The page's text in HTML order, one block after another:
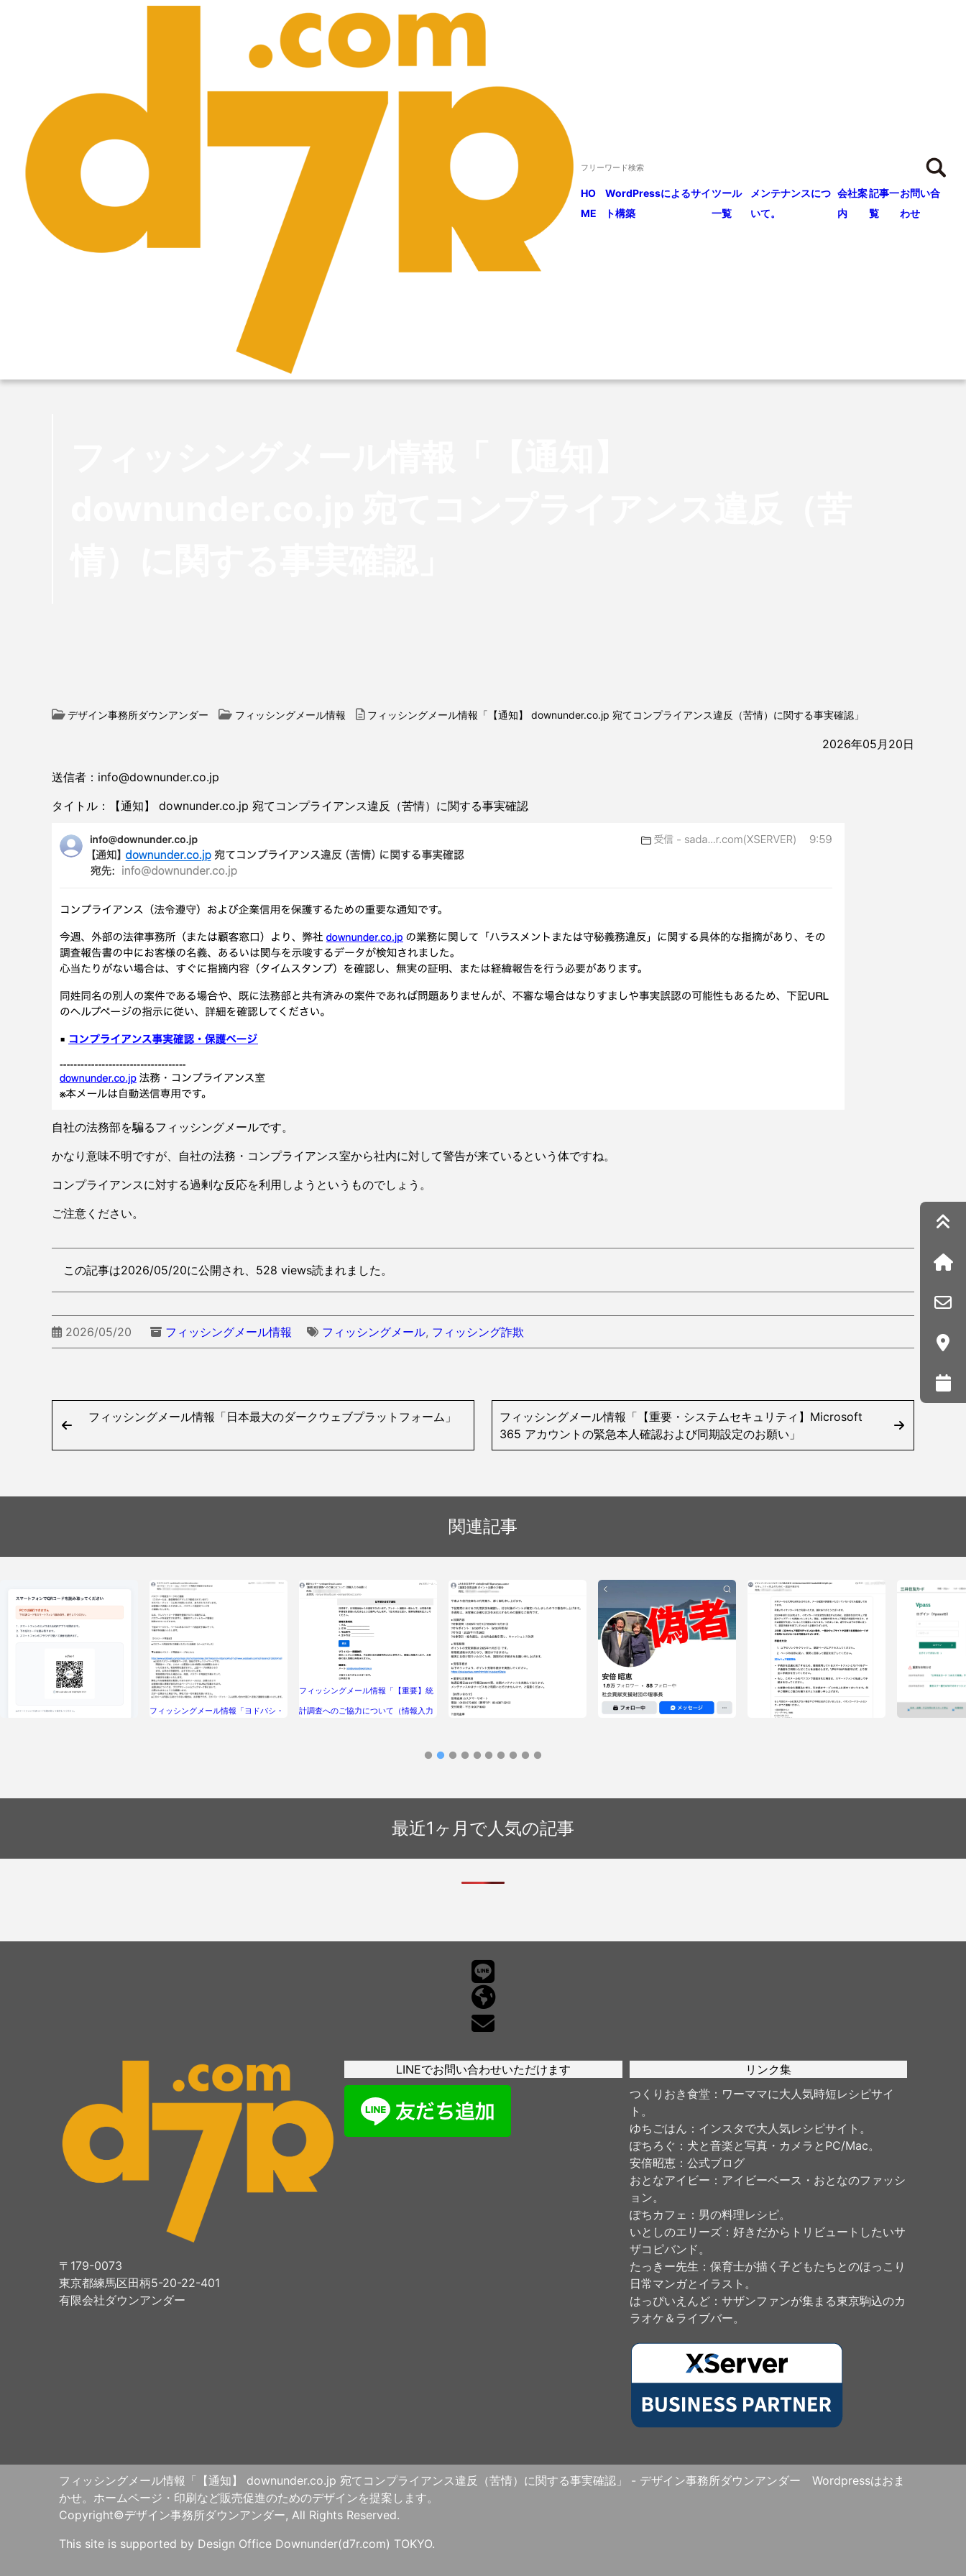
HO
ME
WordPressによるサイ
ト構築
ツール
一覧
メンテナンスにつ
いて。
会社案
内
記事一
覧
お問い合
わせ
デザイン事務所ダウンアンダー フィッシングメール情報 フィッシングメール情報「【通知】 downunder.co.jp 宛てコンプライアンス違反（苦情）に関する事実確認」
2026年05月20日
送信者：info@downunder.co.jp
タイトル：【通知】 downunder.co.jp 宛てコンプライアンス違反（苦情）に関する事実確認
自社の法務部を騙るフィッシングメールです。
かなり意味不明ですが、自社の法務・コンプライアンス室から社内に対して警告が来ているという体ですね。
コンプライアンスに対する過剰な反応を利用しようというものでしょう。
ご注意ください。
この記事は2026/05/20に公開され、528 views読まれました。
2026/05/20 フィッシングメール情報 フィッシングメール, フィッシング詐欺
フィッシングメール情報「日本最大のダークウェブプラットフォーム」
フィッシングメール情報「【重要・システムセキュリティ】Microsoft
365 アカウントの緊急本人確認および同期設定のお願い」
関連記事
フィッシングメール情報「ヨドバシ・
フィッシングメール情報「【重要】統
計調査へのご協力について（情報入力
ィ向上のために – 認証手続きを」
最近1ヶ月で人気の記事
〒179-0073
東京都練馬区田柄5-20-22-401
有限会社ダウンアンダー
LINEでお問い合わせいただけます
リンク集
つくりおき食堂 ：ワーママに大人気時短レシピサイ
ト。
ゆちごはん ：インスタで大人気レシピサイト。
ぽちろぐ ：犬と音楽と写真・カメラとPC/Mac。
安倍昭恵：公式ブログ
おとなアイビー ：アイビーベース・おとなのファッシ
ョン。
ぽちカフェ ：男の料理レシピ。
いとしのエリーズ：好きだからトリビュートしたいサ
ザコピバンド。
たっきー先生 ：保育士が描く子どもたちとのほっこり
日常マンガとイラスト。
はっぴいえんど：サザンファンが集まる東京駒込のカ
ラオケ＆ライブバー。
フィッシングメール情報「【通知】 downunder.co.jp 宛てコンプライアンス違反（苦情）に関する事実確認」 - デザイン事務所ダウンアンダー Wordpressはおま
かせ。ホームページ・印刷など販売促進のためのデザインを提案します。
Copyright©デザイン事務所ダウンアンダー, All Rights Reserved.
This site is supported by Design Office Downunder(d7r.com) TOKYO.